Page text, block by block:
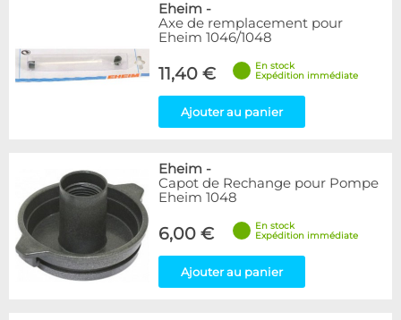
Eheim -
Axe de remplacement pour
Eheim 1046/1048
11,40 €
En stock
Expédition immédiate
Ajouter au panier
Eheim -
Capot de Rechange pour Pompe
Eheim 1048
6,00 €
En stock
Expédition immédiate
Ajouter au panier